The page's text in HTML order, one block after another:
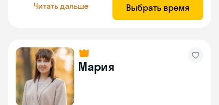
Читать дальше Выбрать время
Мария